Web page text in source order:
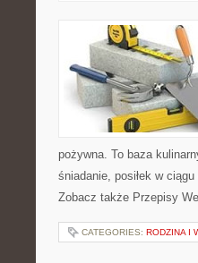
pożywna. To baza
śniadanie, posiłek w
Zobacz także Przepisy
CATEGORIES: RODZINA I